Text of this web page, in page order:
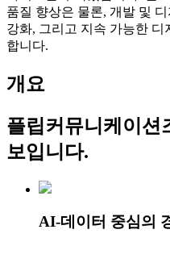
품질 향상은 물론, 개발 및
강화, 그리고 지속 가능한
합니다​.
개요
플립커뮤니케이션
보입니다.
AI-데이터 중심의